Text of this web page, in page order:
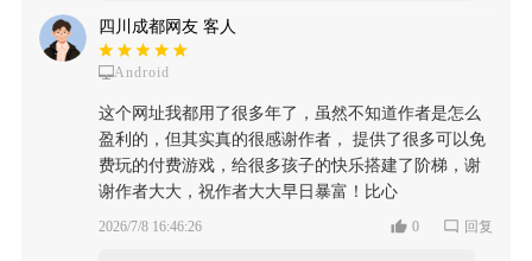
四川成都网友 客人
Android
这个网址我都用了很多年了，虽然不知道作者是怎么
盈利的，但其实真的很感谢作者， 提供了很多可以免
费玩的付费游戏，给很多孩子的快乐搭建了阶梯，谢
谢作者大大，祝作者大大早日暴富！比心
2026/7/8 16:46:26 0 回复